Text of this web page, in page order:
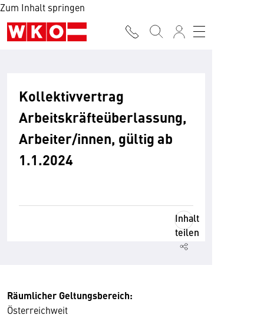
Zum Inhalt springen
Kollektivvertrag
Arbeitskräfteüberlassung,
Arbeiter/innen, gültig ab
1.1.2024
Inhalt
teilen
Räumlicher Geltungsbereich:
Österreichweit